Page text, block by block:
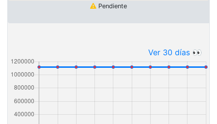
Pendiente
Ver 30 días 👀